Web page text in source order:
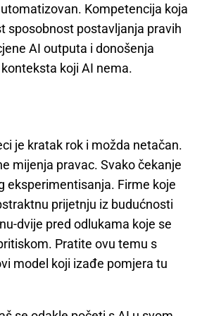
Kompetencija koja
sposobnost postavljanja pravih
AI outputa i donošenja
koji AI nema.
je kratak rok i možda netačan.
mijenja pravac. Svako čekanje
eksperimentisanja. Firme koje
prijetnju iz budućnosti
dvije pred odlukama koje se
Pratite ovu temu s
model koji izađe pomjera tu